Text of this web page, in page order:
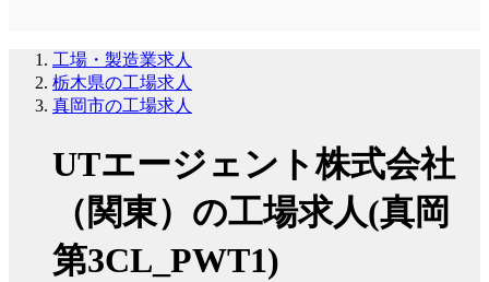
工場・製造業求人
栃木県の工場求人
真岡市の工場求人
UTエージェント株式会社
（関東）の工場求人(真岡
第3CL_PWT1)